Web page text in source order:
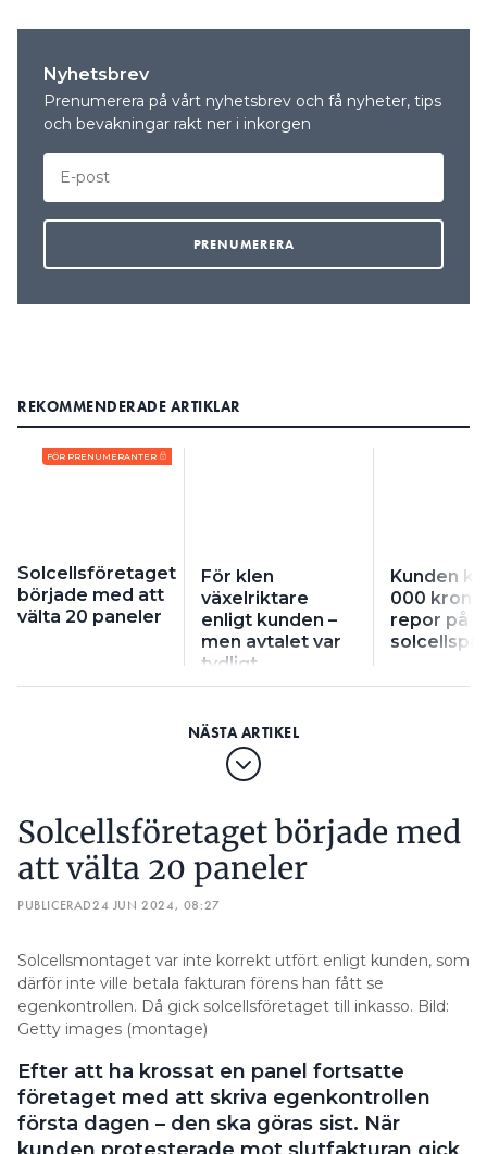
Nyhetsbrev
Prenumerera på vårt nyhetsbrev och få nyheter, tips
och bevakningar rakt ner i inkorgen
REKOMMENDERADE ARTIKLAR
FÖR PRENUMERANTER
Solcellsföretaget
började med att
välta 20 paneler
För klen
växelriktare
enligt kunden –
men avtalet var
tydligt
Kunden
000
repor på
Solcellsföretaget började med
att välta 20 paneler
PUBLICERAD24 JUN 2024, 08:27
Solcellsmontaget var inte korrekt utfört enligt kunden, som
därför inte ville betala fakturan förens han fått se
egenkontrollen. Då gick solcellsföretaget till inkasso. Bild:
Getty images (montage)
Efter att ha krossat en panel fortsatte
företaget med att skriva egenkontrollen
första dagen – den ska göras sist. När